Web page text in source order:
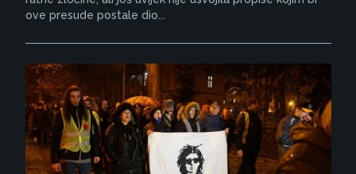
ove presude postale dio...